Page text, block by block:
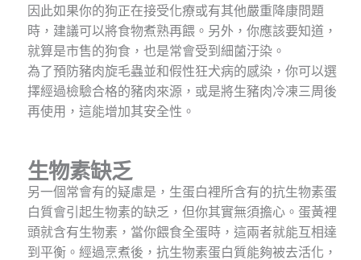
因此如果你的狗正在接受化療或有其他嚴重降康問題
時，建議可以將食物煮熟再餵。另外，你應該要知道，
就算是市售的狗食，也是常會受到細菌汙染。
為了預防豬肉旋毛蟲並和假性狂犬病的感染，你可以選
擇經過檢驗合格的豬肉來源，或是將生豬肉冷凍三周後
再使用，這能增加其安全性。
生物素缺乏
另一個常會有的疑慮是，生蛋白裡所含有的抗生物素蛋
白質會引起生物素的缺乏，但你其實無須擔心。蛋黃裡
頭就含有生物素，當你餵食全蛋時，這兩者就能互相達
到平衡。經過烹煮後，抗生物素蛋白質能夠被去活化，